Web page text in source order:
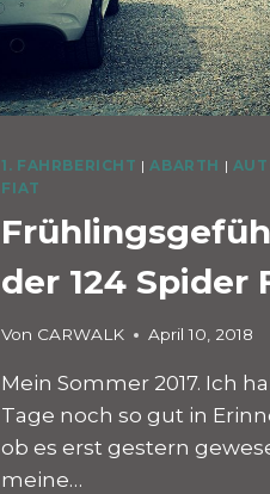
1. FAHRBERICHT | ABARTH |
FIAT
der 124 Spider
Von CARWALK April 10, 2018
Mein Sommer 2017. Ich
Tage noch so gut in
ob es erst gestern
meine…